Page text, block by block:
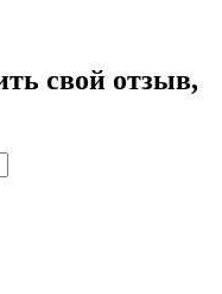
свой отзыв,